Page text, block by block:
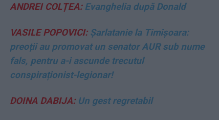
ANDREI COLȚEA:Evanghelia după Donald
VASILE POPOVICI:Șarlatanie la Timișoara:
preoții au promovat un senator AUR sub nume
fals, pentru a-i ascunde trecutul
conspiraționist-legionar!
DOINA DABIJA:Un gest regretabil